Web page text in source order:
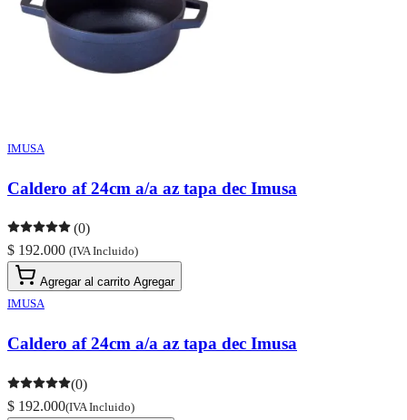
IMUSA
Caldero af 24cm a/a az tapa dec Imusa
(0)
$ 192.000 (IVA Incluido)
Agregar al carrito Agregar
IMUSA
Caldero af 24cm a/a az tapa dec Imusa
(0)
$ 192.000(IVA Incluido)